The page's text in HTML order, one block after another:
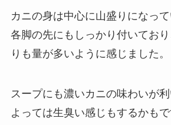
カニの身は中心に山盛りになって
各脚の先にもしっかり付いてお
りも量が多いように感じました。
スープにも濃いカニの味わいが
よっては生臭い感じもするかも